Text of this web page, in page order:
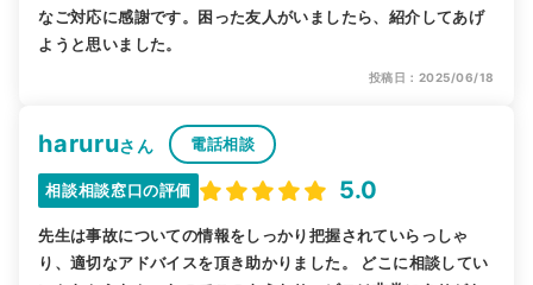
なご対応に感謝です。困った友人がいましたら、紹介してあげ
ようと思いました。
投稿日：2025/06/18
haruruさん 電話相談
相談相談窓口の評価 5.0
先生は事故についての情報をしっかり把握されていらっしゃ
り、適切なアドバイスを頂き助かりました。 どこに相談してい